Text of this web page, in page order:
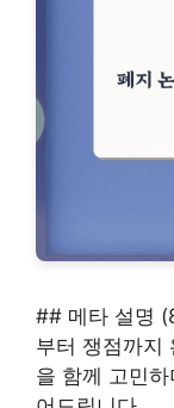
## 메타 설명
부터 쟁점까지
을 함께 고민